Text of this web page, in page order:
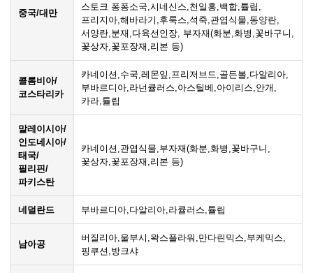
중국/대만
스토크 퐁퐁소국,시네신스,천일홍,백합,튤립,
프리지아,해바라기,후룩스,석죽,관엽식물,동양란,
서양란,분재,다육선인장, 부자재(화분,화병,꽃바구니,
꽃상자,꽃포장재,리본 등)
콜롬비아/
코스타리카
카네이션,수국,레몬잎,프리저브드,골든볼,다알리아,
부바르디아,라넌큘러스,아스틸베,아이리스,안개,
카라,튤립
말레이시아/
인도네시아/
태국/
필리핀/
파키스탄
카네이션,관엽식물,부자재(화분,화병,꽃바구니,
꽃상자,꽃포장재,리본 등)
네덜란드 부바르디아,다알리아,라큘러스,튤립
남아공
버질리아,울부시,왁스플라워,만다린믹스,부케믹스,
핑쿠션,방크샤